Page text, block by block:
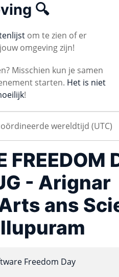
🔍
om te zien of er
omgeving zijn!
Misschien kun je samen
starten. Het is niet
!
FREEDOM
- Arignar
ans
Freedom Day